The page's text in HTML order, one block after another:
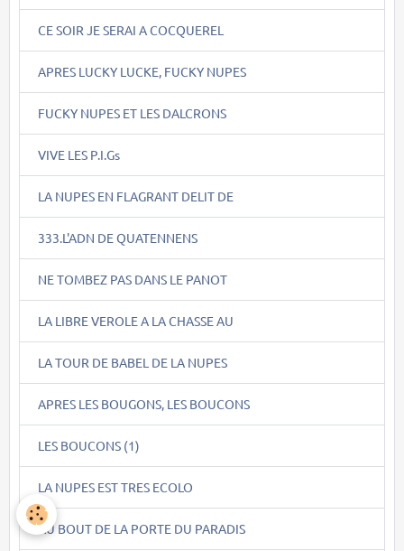
CE SOIR JE SERAI A COCQUEREL
APRES LUCKY LUCKE, FUCKY NUPES
FUCKY NUPES ET LES DALCRONS
VIVE LES P.I.Gs
LA NUPES EN FLAGRANT DELIT DE
333.L'ADN DE QUATENNENS
NE TOMBEZ PAS DANS LE PANOT
LA LIBRE VEROLE A LA CHASSE AU
LA TOUR DE BABEL DE LA NUPES
APRES LES BOUGONS, LES BOUCONS
LES BOUCONS (1)
LA NUPES EST TRES ECOLO
AU BOUT DE LA PORTE DU PARADIS